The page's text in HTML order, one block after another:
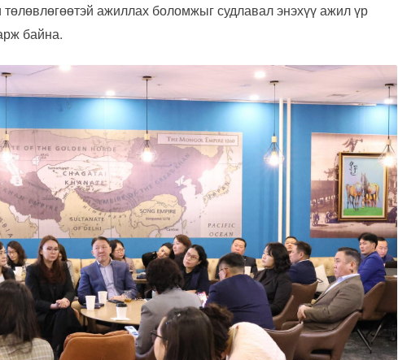
төлөвлөгөөтэй ажиллах боломжыг судлавал энэхүү ажил үр
байна.